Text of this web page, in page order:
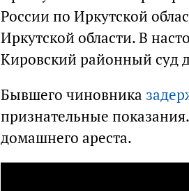
России по Иркутской
Иркутской области. В
Кировский районный суд
Бывшего чиновника
признательные
домашнего ареста.